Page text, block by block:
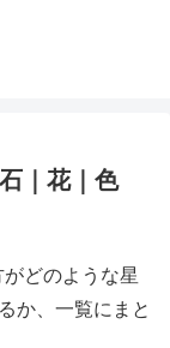
｜花｜色
どのような星
か、一覧にまと